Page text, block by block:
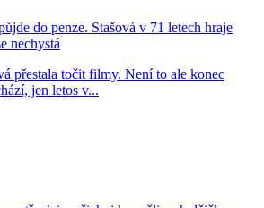
do penze. Stašová v 71 letech hraje
nechystá
přestala točit filmy. Není to ale konec
jen letos v...